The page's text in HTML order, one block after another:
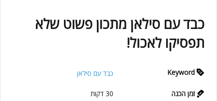
כבד עם סילאן מתכון פשוט שלא
תפסיקו לאכול!
Keyword כבד עם סילאן
זמן הכנה 30 דקות